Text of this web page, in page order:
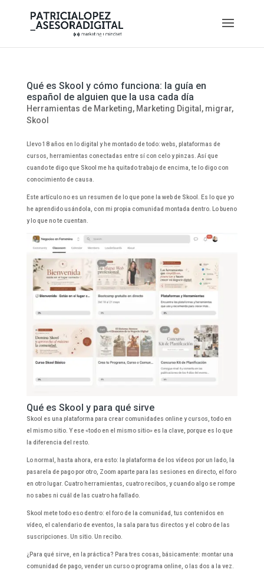
Qué es Skool y cómo funciona: la guía en
español de alguien que la usa cada día
Herramientas de Marketing, Marketing Digital , migrar,
Skool
Llevo 18 años en lo digital y he montado de todo: webs, plataformas de
cursos, herramientas conectadas entre sí con celo y pinzas. Así que
cuando te digo que Skool me ha quitado trabajo de encima, te lo digo con
conocimiento de causa.
Este artículo no es un resumen de lo que pone la web de Skool. Es lo que yo
he aprendido usándola, con mi propia comunidad montada dentro. Lo bueno
y lo que no te cuentan.
Qué es Skool y para qué sirve
Skool es una plataforma para crear comunidades online y cursos, todo en
el mismo sitio. Y ese «todo en el mismo sitio» es la clave, porque es lo que
la diferencia del resto.
Lo normal, hasta ahora, era esto: la plataforma de los vídeos por un lado, la
pasarela de pago por otro, Zoom aparte para las sesiones en directo, el foro
en otro lugar. Cuatro herramientas, cuatro recibos, y cuando algo se rompe
no sabes ni cuál de las cuatro ha fallado.
Skool mete todo eso dentro: el foro de la comunidad, tus contenidos en
vídeo, el calendario de eventos, la sala para tus directos y el cobro de las
suscripciones. Un sitio. Un recibo.
¿Para qué sirve, en la práctica? Para tres cosas, básicamente: montar una
comunidad de pago, vender un curso o programa online, o las dos a la vez.